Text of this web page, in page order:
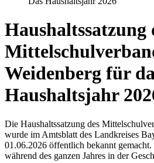
Haushaltssatzung
Weidenberg für
Haushaltsjahr
Die Haushaltssatzung des
wurde im Amtsblatt des Landkreises
01.06.2026 öffentlich bekannt
während des ganzen Jahres in der